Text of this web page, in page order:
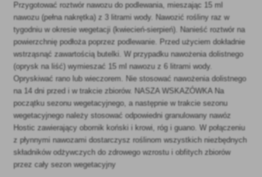
Przygotować roztwór nawozu do podlewania, mieszając 15 ml
nawozu (pełna nakrętka) z 3 litrami wody. Nawozić rośliny raz w
tygodniu w okresie wegetacji (kwiecień-sierpień). Nanieść roztwór na
powierzchnię podłoża poprzez podlewanie. Przed użyciem dokładnie
wstrząsnąć zawartością butelki. W przypadku nawożenia dolistnego
(oprysk na liść) wymieszać 15 ml nawozu z 6 litrami wody.
Opryskiwać rano lub wieczorem. Nie stosować nawożenia dolistnego
na 14 dni przed i w trakcie zbiorów. NASZA WSKAZÓWKA Na
początku sezonu wegetacyjnego, a następnie w trakcie sezonu
wegetacyjnego należy stosować odpowiedni granulowany nawóz
Hostic zawierający obornik koński i krowi, róg i guano. W połączeniu
z płynnymi nawozami dostarczysz roślinom wszystkich niezbędnych
składników odżywczych do zdrowego wzrostu i obfitych zbiorów
przez cały sezon wegetacyjny